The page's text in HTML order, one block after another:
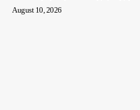
August 10, 2026